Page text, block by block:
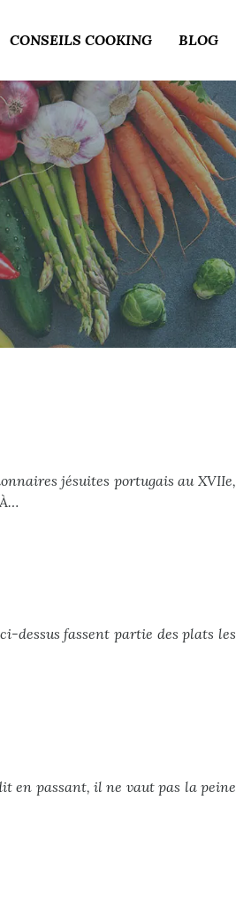
CONSEILS COOKING BLOG
jésuites portugais au XVIIe,
dessus fassent partie des plats les
en passant, il ne vaut pas la peine